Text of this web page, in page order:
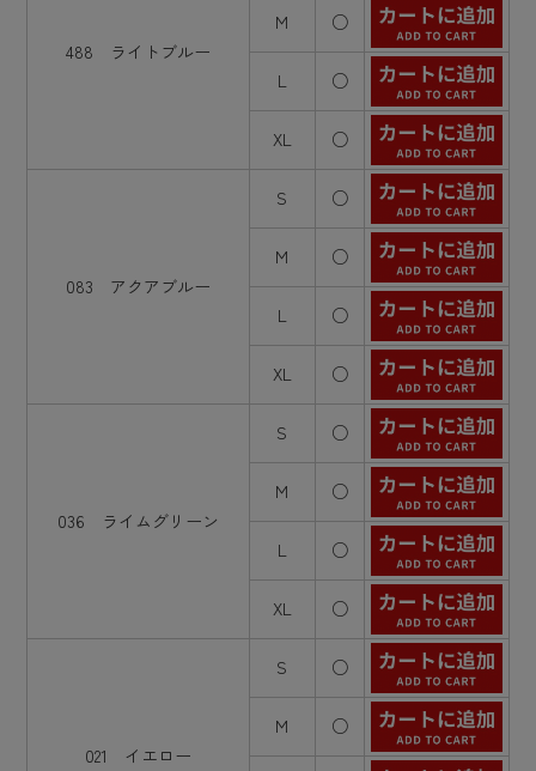
488 ライトブルー
M ○
L ○
XL ○
083 アクアブルー
S ○
M ○
L ○
XL ○
036 ライムグリーン
S ○
M ○
L ○
XL ○
021 イエロー
S ○
M ○